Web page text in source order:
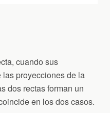
cuando sus
proyecciones de la
dos rectas forman un
en los dos casos.